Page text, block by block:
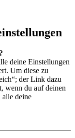
deine Einstellungen
Um diese zu
der Link dazu
wenn du auf deinen
deine